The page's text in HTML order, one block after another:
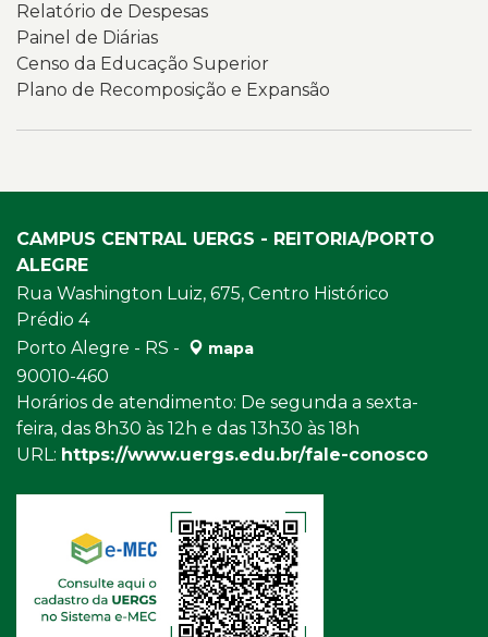
Relatório de Despesas
Painel de Diárias
Censo da Educação Superior
Plano de Recomposição e Expansão
CAMPUS CENTRAL UERGS - REITORIA/PORTO
ALEGRE
Rua Washington Luiz, 675, Centro Histórico
Prédio 4
Porto Alegre - RS -
mapa
90010-460
Horários de atendimento: De segunda a sexta-
feira, das 8h30 às 12h e das 13h30 às 18h
URL: https://www.uergs.edu.br/fale-conosco